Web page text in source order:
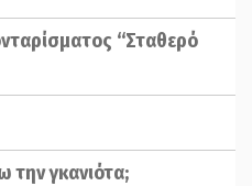
“Σταθερό
γκανιότα;